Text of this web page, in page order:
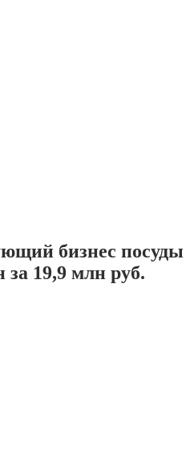
бизнес посуды
19,9 млн руб.